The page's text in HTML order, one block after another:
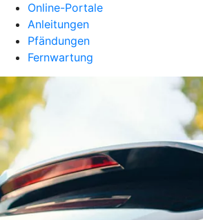
Online-Portale
Anleitungen
Pfändungen
Fernwartung